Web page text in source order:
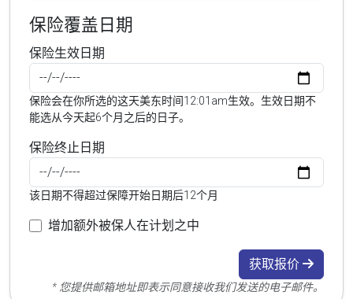
保险覆盖日期
保险生效日期
保险会在你所选的这天美东时间12:01am生效。生效日期不
能选从今天起6个月之后的日子。
保险终止日期
该日期不得超过保障开始日期后12个月
增加额外被保人在计划之中
获取报价
* 您提供邮箱地址即表示同意接收我们发送的电子邮件。